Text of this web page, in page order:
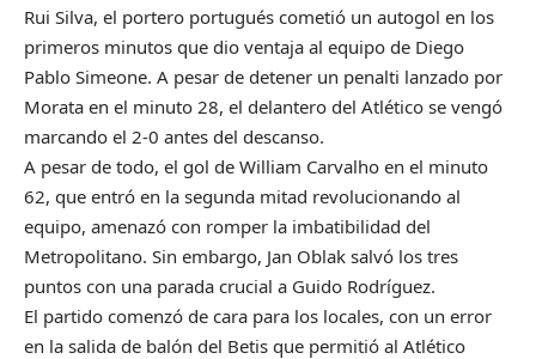
Rui Silva, el portero portugués cometió un autogol en los
primeros minutos que dio ventaja al equipo de Diego
Pablo Simeone. A pesar de detener un penalti lanzado por
Morata en el minuto 28, el delantero del Atlético se vengó
marcando el 2-0 antes del descanso.
A pesar de todo, el gol de William Carvalho en el minuto
62, que entró en la segunda mitad revolucionando al
equipo, amenazó con romper la imbatibilidad del
Metropolitano. Sin embargo, Jan Oblak salvó los tres
puntos con una parada crucial a Guido Rodríguez.
El partido comenzó de cara para los locales, con un error
en la salida de balón del Betis que permitió al Atlético